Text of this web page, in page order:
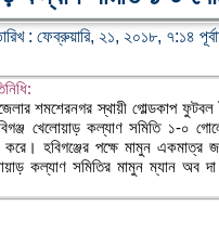
: ফেব্রুয়ারি, ২১, ২০১৮, ৭:১৪
শমশেরনগর স্থায়ী গোল্ডকাপ ফুটবল
খেলোয়াড় কল্যাণ সমিতি ১-০ গোলে
হবিগঞ্জের পক্ষে মামুন একমাত্র
কল্যাণ সমিতির মামুন ম্যান অব দা